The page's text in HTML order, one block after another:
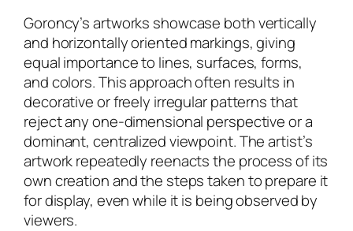
Goroncy’s artworks showcase both vertically
and horizontally oriented markings, giving
equal importance to lines, surfaces, forms,
and colors. This approach often results in
decorative or freely irregular patterns that
reject any one-dimensional perspective or a
dominant, centralized viewpoint. The artist’s
artwork repeatedly reenacts the process of its
own creation and the steps taken to prepare it
for display, even while it is being observed by
viewers.